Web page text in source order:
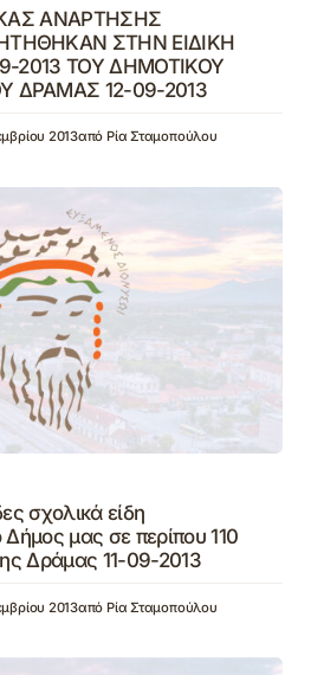
ΑΝΑΡΤΗΣΗΣ
ΣΤΗΝ ΕΙΔΙΚΗ
2013 ΤΟΥ ΔΗΜΟΤΙΚΟΥ
ΔΡΑΜΑΣ 12-09-2013
2013από Ρία Σταμοπούλου
σχολικά είδη
μας σε περίπου 110
Δράμας 11-09-2013
2013από Ρία Σταμοπούλου